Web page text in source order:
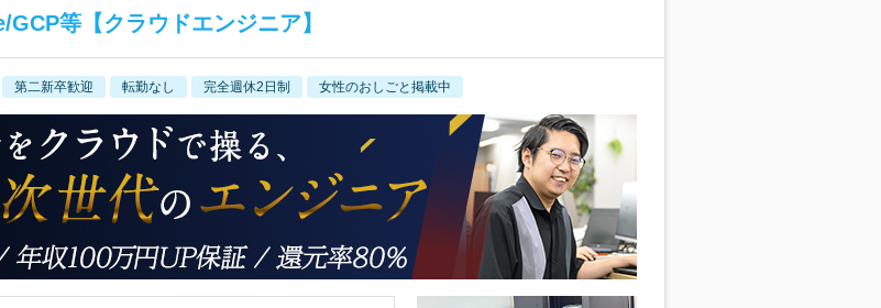
等【クラウドエンジニア】
第二新卒歓迎 転勤なし 完全週休2日制 女性のおしごと掲載中